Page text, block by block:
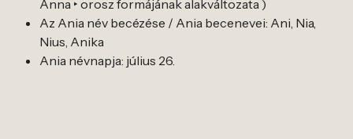
Anna ‣ orosz formájának alakváltozata )
Az Ania név becézése / Ania becenevei: Ani, Nia,
Nius, Anika
Ania névnapja: július 26.